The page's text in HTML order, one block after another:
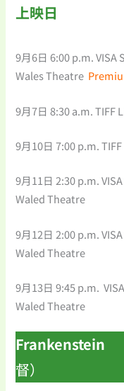
上映日
9月6日 6:00 p.m.
Wales Theatre
9月7日 8:30 a.m. TIFF
9月10日 7:00 p.m.
9月11日 2:30 p.m.
Waled Theatre
9月12日 2:00 p.m.
Waled Theatre
9月13日 9:45 p.m.
Waled Theatre
Frankenstein
督）